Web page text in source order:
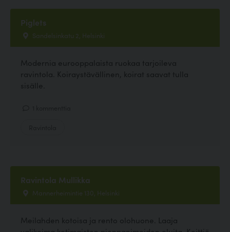
Piglets
Sandelsinkatu 2, Helsinki
Modernia eurooppalaista ruokaa tarjoileva
ravintola. Koiraystävällinen, koirat saavat tulla
sisälle.
Ravintola Mullikka
Mannerheimintie 130, Helsinki
Meilahden kotoisa ja rento olohuone. Laaja